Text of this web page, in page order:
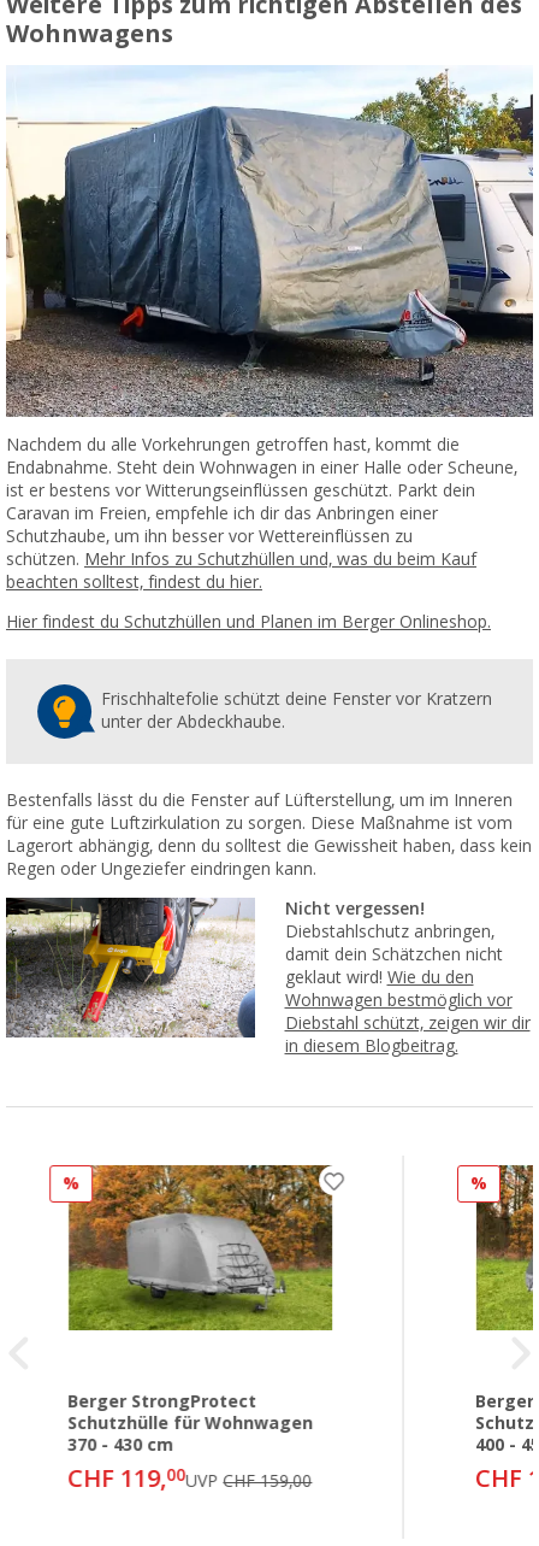
Wohnwagens
Nachdem du alle Vorkehrungen getroffen hast, kommt die
Endabnahme. Steht dein Wohnwagen in einer Halle oder Scheune,
ist er bestens vor Witterungseinflüssen geschützt. Parkt dein
Caravan im Freien, empfehle ich dir das Anbringen einer
Schutzhaube, um ihn besser vor Wettereinflüssen zu
schützen. Mehr Infos zu Schutzhüllen und, was du beim Kauf
beachten solltest, findest du hier.
Hier findest du Schutzhüllen und Planen im Berger Onlineshop.
Frischhaltefolie schützt deine Fenster vor Kratzern
unter der Abdeckhaube.
Bestenfalls lässt du die Fenster auf Lüfterstellung, um im Inneren
für eine gute Luftzirkulation zu sorgen. Diese Maßnahme ist vom
Lagerort abhängig, denn du solltest die Gewissheit haben, dass kein
Regen oder Ungeziefer eindringen kann.
Nicht vergessen!
Diebstahlschutz anbringen,
damit dein Schätzchen nicht
geklaut wird! Wie du den
Wohnwagen bestmöglich vor
Diebstahl schützt, zeigen wir dir
in diesem Blogbeitrag.
%
Berger StrongProtect
Schutzhülle für Wohnwagen
370 - 430 cm
CHF 119,00UVPCHF 159,00
%
400 -
CHF